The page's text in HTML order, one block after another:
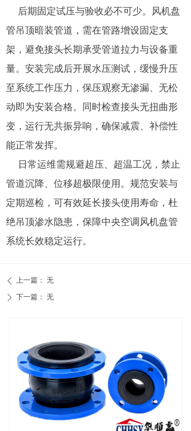
后期固定试压与验收必不可少。风机盘
管吊顶暗装管道，需在管路增设固定支
架，避免接头长期承受管道拉力与设备重
量。安装完成后开展水压测试，缓慢升压
至系统工作压力，保压观察无渗漏、无松
动即为安装合格。同时检查接头无扭曲形
变，运行无共振异响，确保减震、补偿性
能正常发挥。
日常运维需规避超压、超温工况，禁止
管道沉降、位移超极限使用。规范安装与
定期巡检，可有效延长接头使用寿命，杜
绝吊顶渗水隐患，保障中央空调风机盘管
系统长效稳定运行。
ꄴ 上一篇： 无
ꄲ 下一篇： 无